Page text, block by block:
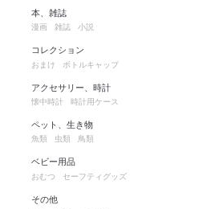
本、雑誌
漫画 雑誌 小説
コレクション
おまけ ボトルキャップ
アクセサリー、時計
懐中時計 時計用ケース
ペット、生き物
魚類 虫類 鳥類
ベビー用品
おむつ セーフティグッズ
その他